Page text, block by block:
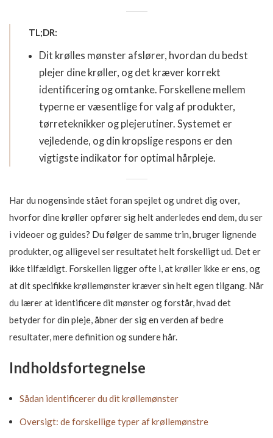
TL;DR:
Dit krølles mønster afslører, hvordan du bedst
plejer dine krøller, og det kræver korrekt
identificering og omtanke. Forskellene mellem
typerne er væsentlige for valg af produkter,
tørreteknikker og plejerutiner. Systemet er
vejledende, og din kropslige respons er den
vigtigste indikator for optimal hårpleje.
Har du nogensinde stået foran spejlet og undret dig over,
hvorfor dine krøller opfører sig helt anderledes end dem, du ser
i videoer og guides? Du følger de samme trin, bruger lignende
produkter, og alligevel ser resultatet helt forskelligt ud. Det er
ikke tilfældigt. Forskellen ligger ofte i, at krøller ikke er ens, og
at dit specifikke krøllemønster kræver sin helt egen tilgang. Når
du lærer at identificere dit mønster og forstår, hvad det
betyder for din pleje, åbner der sig en verden af bedre
resultater, mere definition og sundere hår.
Indholdsfortegnelse
Sådan identificerer du dit krøllemønster
Oversigt: de forskellige typer af krøllemønstre